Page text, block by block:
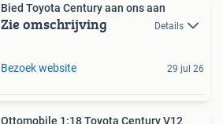
Bied Toyota Century aan ons aan
Zie omschrijving Details
Bezoek website 29 jul 26
Ottomobile 1:18 Toyota Century V12